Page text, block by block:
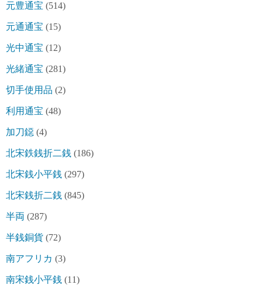
元豊通宝 (514)
元通通宝 (15)
光中通宝 (12)
光緒通宝 (281)
切手使用品 (2)
利用通宝 (48)
加刀鐚 (4)
北宋鉄銭折二銭 (186)
北宋銭小平銭 (297)
北宋銭折二銭 (845)
半両 (287)
半銭銅貨 (72)
南アフリカ (3)
南宋銭小平銭 (11)